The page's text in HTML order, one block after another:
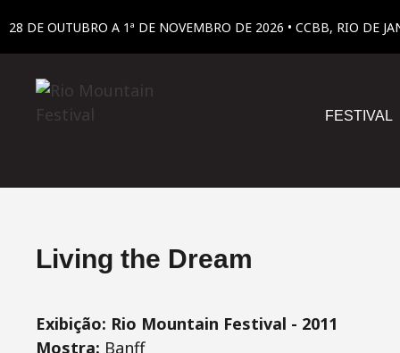
28 DE OUTUBRO A 1ª DE NOVEMBRO DE 2026 • CCBB, RIO DE
FESTIVAL
Living the Dream
Exibição: Rio Mountain Festival - 2011
Mostra: Banff